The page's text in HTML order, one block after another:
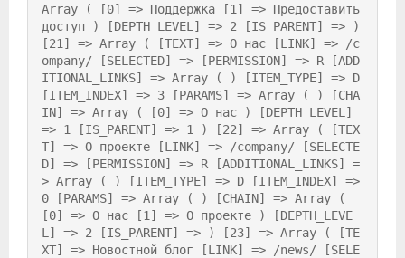
Array ( [0] => Поддержка [1] => Предоставить
доступ ) [DEPTH_LEVEL] => 2 [IS_PARENT] => )
[21] => Array ( [TEXT] => О нас [LINK] => /c
ompany/ [SELECTED] => [PERMISSION] => R [ADD
ITIONAL_LINKS] => Array ( ) [ITEM_TYPE] => D
[ITEM_INDEX] => 3 [PARAMS] => Array ( ) [CHA
IN] => Array ( [0] => О нас ) [DEPTH_LEVEL]
=> 1 [IS_PARENT] => 1 ) [22] => Array ( [TEX
T] => О проекте [LINK] => /company/ [SELECTE
D] => [PERMISSION] => R [ADDITIONAL_LINKS] =
> Array ( ) [ITEM_TYPE] => D [ITEM_INDEX] =>
0 [PARAMS] => Array ( ) [CHAIN] => Array (
[0] => О нас [1] => О проекте ) [DEPTH_LEVE
L] => 2 [IS_PARENT] => ) [23] => Array ( [TE
XT] => Новостной блог [LINK] => /news/ [SELE